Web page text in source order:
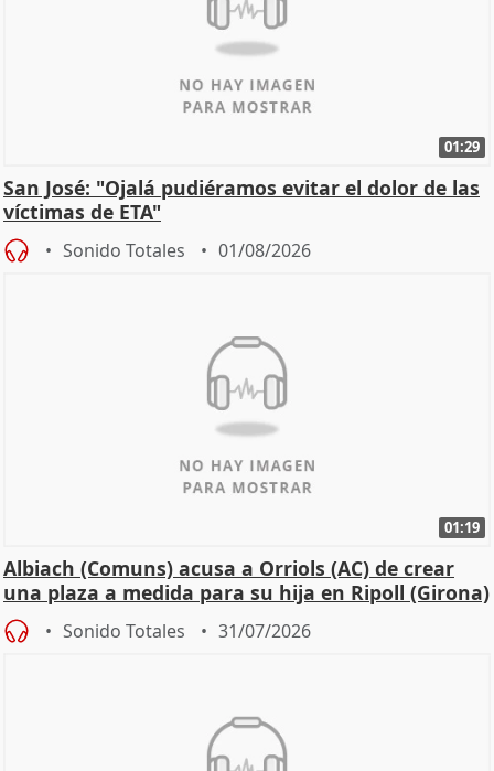
01:29
San José: "Ojalá pudiéramos evitar el dolor de las
víctimas de ETA"
Sonido Totales 01/08/2026
01:19
Albiach (Comuns) acusa a Orriols (AC) de crear
una plaza a medida para su hija en Ripoll (Girona)
Sonido Totales 31/07/2026